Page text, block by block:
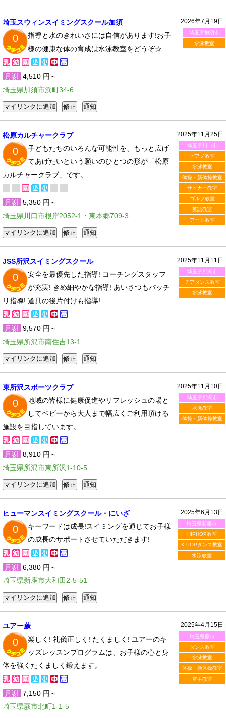
2026年7月19日
埼玉県加須市
水泳教室
埼玉スウィンスイミングスクール加須
0
指導と水のきれいさには自信があります!お子
様の健康な体の育成は水泳教室をどうぞ☆
月謝 4,510 円～
埼玉県加須市浜町34-6
2025年11月25日
埼玉県川口市
ピアノ教室
水泳教室
体操・新体操教室
サッカー教室
ゴルフ教室
英語教室
アート教室
松原カルチャークラブ
0
子どもたちのいろんな可能性を、もっと広げ
てあげたいという願いのひとつの形が「松原
カルチャークラブ」です。
月謝 5,350 円～
埼玉県川口市根岸2052-1・東本郷709-3
2025年11月11日
埼玉県所沢市
チアダンス教室
水泳教室
JSS所沢スイミングスクール
0
安全を最優先した指導! コーチングスタッフ
が充実! きめ細やかな指導! あいさつもバッチ
リ指導! 道具の後片付けも指導!
月謝 9,570 円～
埼玉県所沢市南住吉13-1
2025年11月10日
埼玉県所沢市
水泳教室
体操・新体操教室
東所沢スポーツクラブ
0
地域の皆様に健康促進やリフレッシュの場と
してベビーから大人まで幅広くご利用頂ける
施設を目指しています。
月謝 8,910 円～
埼玉県所沢市東所沢1-10-5
2025年6月13日
埼玉県新座市
HIPHOP教室
K-POPダンス教室
水泳教室
ヒューマンスイミングスクール・にいざ
0
キーワードは成長!スイミングを通じてお子様
の成長のサポートさせていただきます!
月謝 6,380 円～
埼玉県新座市大和田2-5-51
2025年4月15日
埼玉県蕨市
ダンス教室
水泳教室
体操・新体操教室
空手教室
ユアー蕨
0
楽しく! 礼儀正しく! たくましく! ユアーのキ
ッズレッスンプログラムは、お子様の心と身
体を強くたくましく鍛えます。
月謝 7,150 円～
埼玉県蕨市北町1-1-5